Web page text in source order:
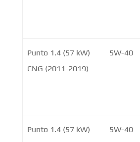
Punto 1.4 (57 kW)
CNG (2011-2019)
5W-40
Punto 1.4 (57 kW)
5W-40